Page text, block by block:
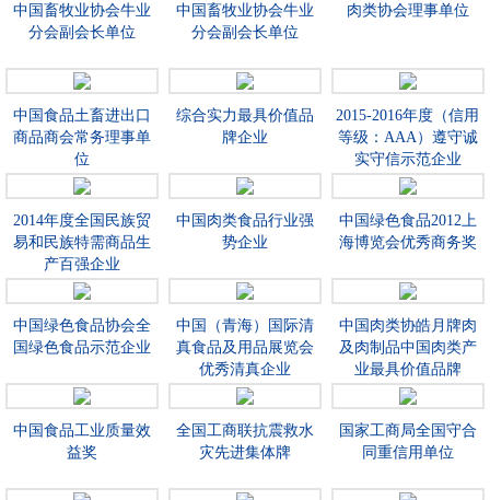
中国畜牧业协会牛业
分会副会长单位
中国畜牧业协会牛业
分会副会长单位
肉类协会理事单位
中国食品土畜进出口
商品商会常务理事单
位
综合实力最具价值品
牌企业
2015-2016年度（信用
等级：AAA）遵守诚
实守信示范企业
2014年度全国民族贸
易和民族特需商品生
产百强企业
中国肉类食品行业强
势企业
中国绿色食品2012上
海博览会优秀商务奖
中国绿色食品协会全
国绿色食品示范企业
中国（青海）国际清
真食品及用品展览会
优秀清真企业
中国肉类协皓月牌肉
及肉制品中国肉类产
业最具价值品牌
中国食品工业质量效
益奖
全国工商联抗震救水
灾先进集体牌
国家工商局全国守合
同重信用单位